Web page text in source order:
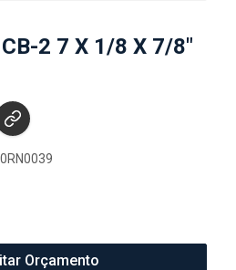
CB-2 7 X 1/8 X 7/8"
Orçamento